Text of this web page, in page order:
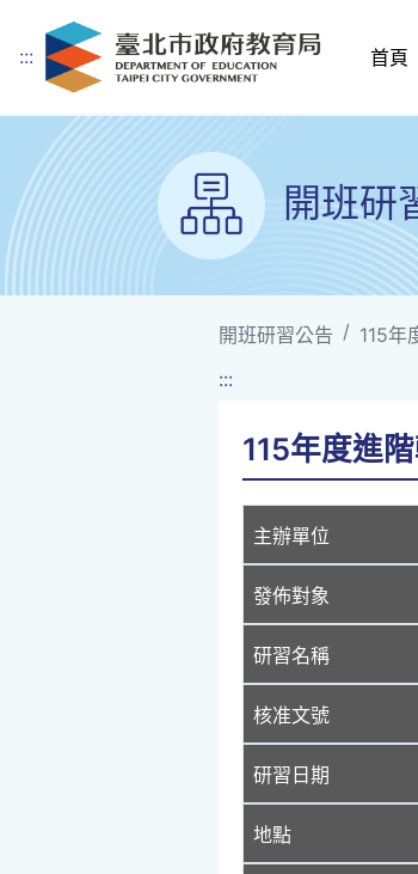
跳到主要內容
::: 首頁
開班研
開班研習公告
115年
:::
115年度進
主辦單位
發佈對象
研習名稱
核准文號
研習日期
地點